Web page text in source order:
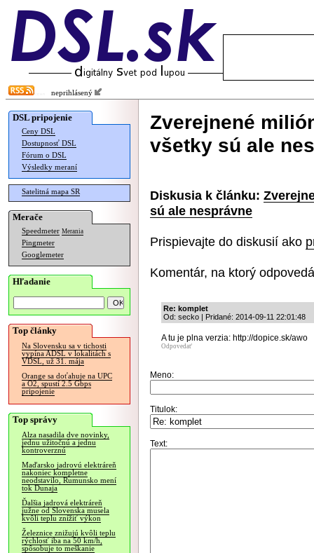
neprihlásený
DSL pripojenie
Ceny DSL
Dostupnosť DSL
Fórum o DSL
Výsledky meraní
Satelitná mapa SR
Merače
Speedmeter Merania
Pingmeter
Googlemeter
Hľadanie
Top články
Na Slovensku sa v tichosti
vypína ADSL v lokalitách s
VDSL, už 31. mája
Orange sa doťahuje na UPC
a O2, spustí 2.5 Gbps
pripojenie
Top správy
Alza nasadila dve novinky,
jednu užitočnú a jednu
kontroverznú
Maďarsko jadrovú elektráreň
nakoniec kompletne
neodstavilo, Rumunsko mení
tok Dunaja
Ďalšia jadrová elektráreň
južne od Slovenska musela
kvôli teplu znížiť výkon
Železnice znižujú kvôli teplu
rýchlosť iba na 50 km/h,
spôsobuje to meškanie
Zverejnené
všetky sú ale
Diskusia k článku:
sú ale nesprávne
Prispievajte do diskusií ako
Komentár, na ktorý
Re: komplet
Od: secko | Pridané: 2014-09-11 22:01:48
A tu je plna verzia: http://dopice.sk/awo
Odpovedať
Meno:
Titulok:
Text: